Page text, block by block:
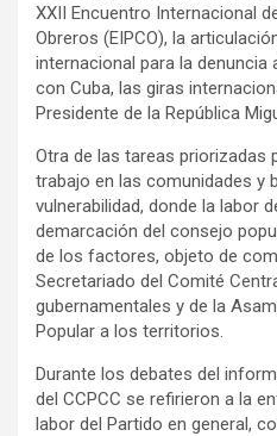
XXII Encuentro Internacional
Obreros (EIPCO), la
internacional para la denuncia
con Cuba, las giras
Presidente de la República
Otra de las tareas priorizadas
trabajo en las comunidades y
vulnerabilidad, donde la labor
demarcación del consejo
de los factores, objeto de
Secretariado del Comité
gubernamentales y de la
Popular a los territorios.
Durante los debates del
del CCPCC se refirieron a la
labor del Partido en general,